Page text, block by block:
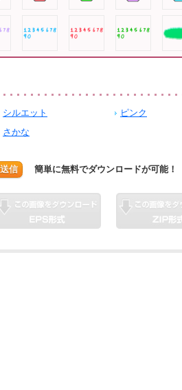
シルエット ピンク
さかな
送信 簡単に無料でダウンロードが可能！